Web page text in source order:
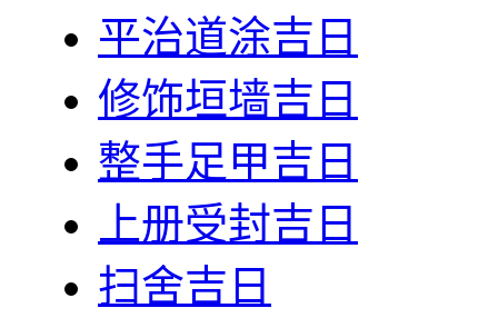
平治道涂吉日
修饰垣墙吉日
整手足甲吉日
上册受封吉日
扫舍吉日